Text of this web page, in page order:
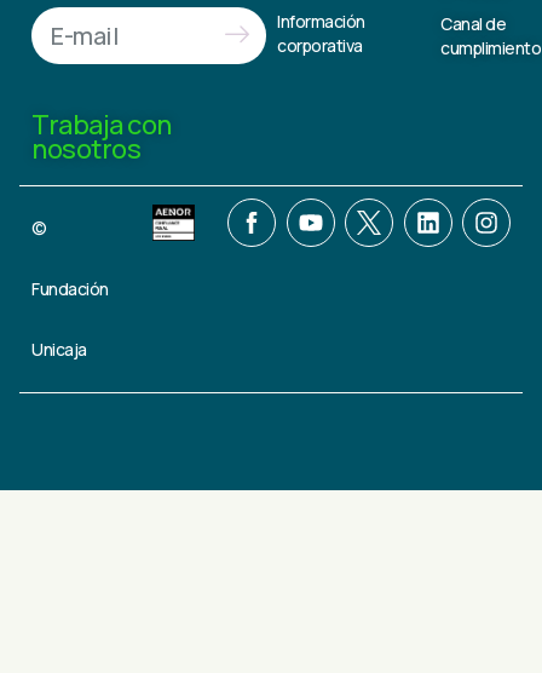
Trabaja con
nosotros
Información
corporativa
Canal de
cumplimiento
©
Fundación
Unicaja